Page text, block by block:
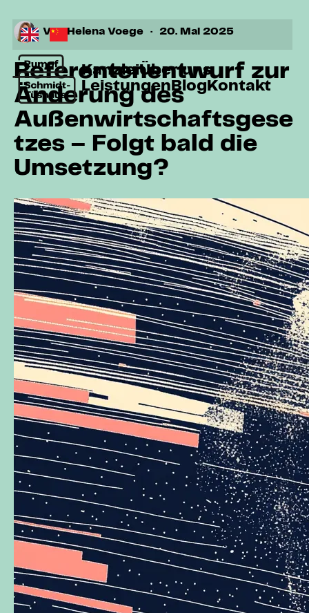
KanzleiÜber uns
Leistungen Blog Kontakt
Von Helena Voege · 20. Mai 2025
Referentenentwurf zur
Änderung des
Außenwirtschaftsgese
tzes – Folgt bald die
Umsetzung?